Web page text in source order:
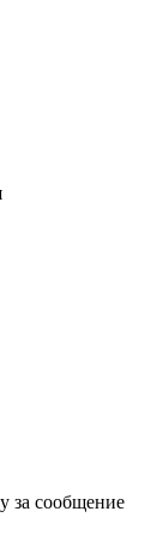
за сообщение